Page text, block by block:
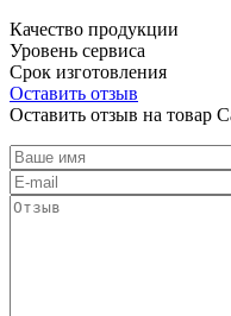
Качество продукции
Уровень сервиса
Срок изготовления
Оставить отзыв
Оставить отзыв на товар